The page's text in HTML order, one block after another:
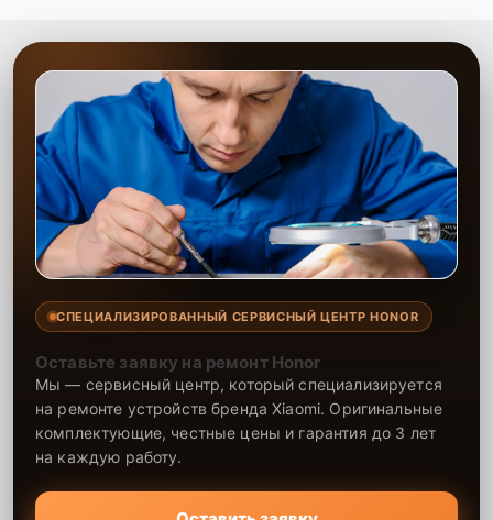
СПЕЦИАЛИЗИРОВАННЫЙ СЕРВИСНЫЙ ЦЕНТР HONOR
Оставьте заявку на ремонт Honor
Мы — сервисный центр, который специализируется
на ремонте устройств бренда Xiaomi. Оригинальные
комплектующие, честные цены и гарантия до 3 лет
на каждую работу.